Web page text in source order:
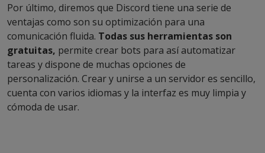
Por último, diremos que Discord tiene una serie de
ventajas como son su optimización para una
comunicación fluida. Todas sus herramientas son
gratuitas, permite crear bots para así automatizar
tareas y dispone de muchas opciones de
personalización. Crear y unirse a un servidor es sencillo,
cuenta con varios idiomas y la interfaz es muy limpia y
cómoda de usar.